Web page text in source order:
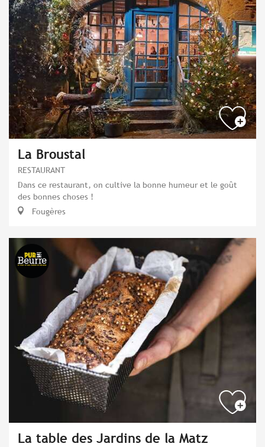
La Broustal
RESTAURANT
Dans ce restaurant, on cultive la bonne humeur et le goût
des bonnes choses !
Fougères
La table des Jardins de la Matz